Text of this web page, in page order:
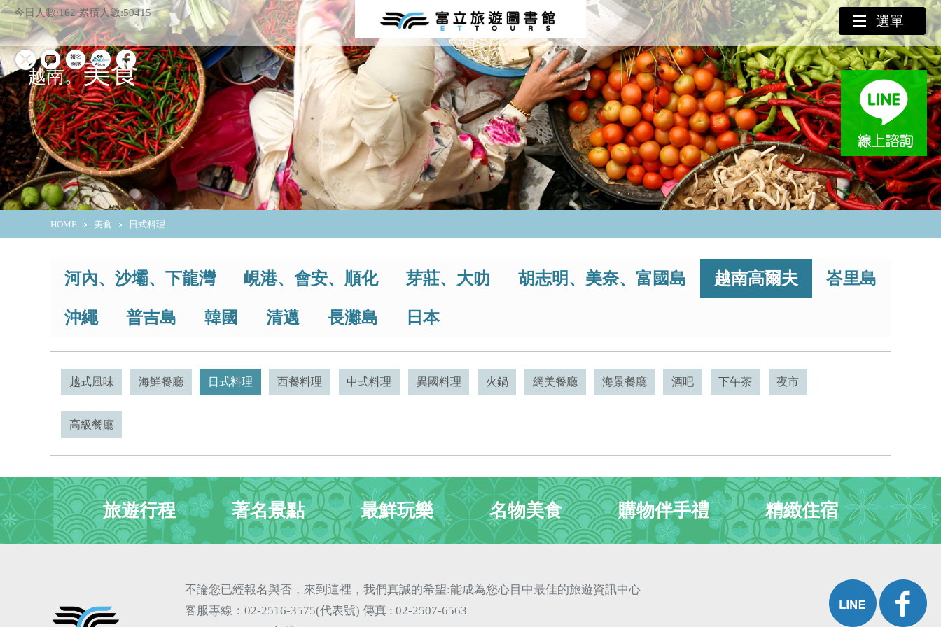
選單
今日人數:162累積人數:50415
越南。美食
HOME 美食 日式料理
河內、沙壩、下龍灣 峴港、會安、順化 芽莊、大叻 胡志明、美奈、富國島 越南高爾夫 峇里島
沖繩 普吉島 韓國 清邁 長灘島 日本
越式風味 海鮮餐廳 日式料理 西餐料理 中式料理 異國料理 火鍋 網美餐廳 海景餐廳 酒吧 下午茶 夜市
高級餐廳
旅遊行程 著名景點 最鮮玩樂 名物美食 購物伴手禮 精緻住宿
不論您已經報名與否，來到這裡，我們真誠的希望:能成為您心目中最佳的旅遊資訊中心
客服專線：02-2516-3575(代表號) 傳真 : 02-2507-6563